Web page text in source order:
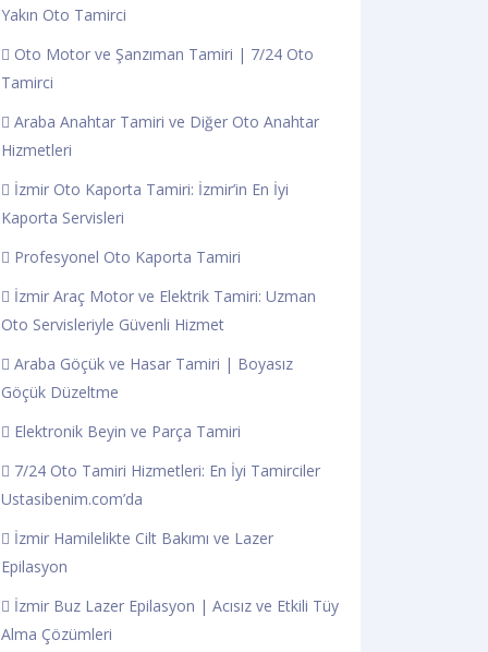
Yakın Oto Tamirci
Oto Motor ve Şanzıman Tamiri | 7/24 Oto
Tamirci
Araba Anahtar Tamiri ve Diğer Oto Anahtar
Hizmetleri
İzmir Oto Kaporta Tamiri: İzmir’in En İyi
Kaporta Servisleri
Profesyonel Oto Kaporta Tamiri
İzmir Araç Motor ve Elektrik Tamiri: Uzman
Oto Servisleriyle Güvenli Hizmet
Araba Göçük ve Hasar Tamiri | Boyasız
Göçük Düzeltme
Elektronik Beyin ve Parça Tamiri
7/24 Oto Tamiri Hizmetleri: En İyi Tamirciler
Ustasibenim.com’da
İzmir Hamilelikte Cilt Bakımı ve Lazer
Epilasyon
İzmir Buz Lazer Epilasyon | Acısız ve Etkili Tüy
Alma Çözümleri